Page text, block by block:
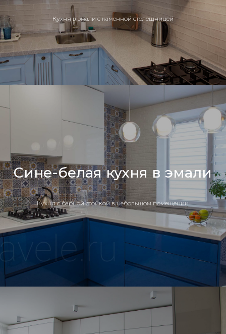
Кухня в эмали с каменной столешницей
Сине-белая кухня в эмали
Кухня с барной стойкой в небольшом помещении